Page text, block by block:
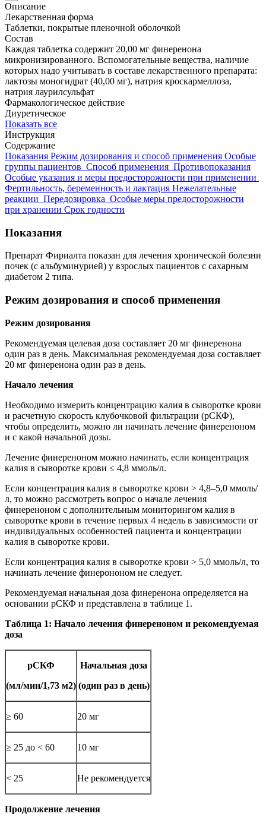
Описание
Лекарственная форма
Таблетки, покрытые пленочной оболочкой
Состав
Каждая таблетка содержит 20,00 мг финеренона
микронизированного. Вспомогательные вещества, наличие
которых надо учитывать в составе лекарственного препарата:
лактозы моногидрат (40,00 мг), натрия кроскармеллоза,
натрия лаурилсульфат
Фармакологическое действие
Диуретическое
Показать все
Инструкция
Содержание
Показания Режим дозирования и способ применения Особые
группы пациентов Способ применения Противопоказания
Особые указания и меры предосторожности при применении
Фертильность, беременность и лактация Нежелательные
реакции Передозировка Особые меры предосторожности
при хранении Срок годности
Показания
Препарат Фириалта показан для лечения хронической болезни
почек (с альбуминурией) у взрослых пациентов с сахарным
диабетом 2 типа.
Режим дозирования и способ применения
Режим дозирования
Рекомендуемая целевая доза составляет 20 мг финеренона
один раз в день. Максимальная рекомендуемая доза составляет
20 мг финеренона один раз в день.
Начало лечения
Необходимо измерить концентрацию калия в сыворотке крови
и расчетную скорость клубочковой фильтрации (рСКФ),
чтобы определить, можно ли начинать лечение финереноном
и с какой начальной дозы.
Лечение финереноном можно начинать, если концентрация
калия в сыворотке крови ≤ 4,8 ммоль/л.
Если концентрация калия в сыворотке крови > 4,8–5,0 ммоль/
л, то можно рассмотреть вопрос о начале лечения
финереноном с дополнительным мониторингом калия в
сыворотке крови в течение первых 4 недель в зависимости от
индивидуальных особенностей пациента и концентрации
калия в сыворотке крови.
Если концентрация калия в сыворотке крови > 5,0 ммоль/л, то
начинать лечение финерононом не следует.
Рекомендуемая начальная доза финеренона определяется на
основании рСКФ и представлена в таблице 1.
Таблица 1: Начало лечения финереноном и рекомендуемая
доза
рСКФ
(мл/мин/1,73 м2)
Начальная доза
(один раз в день)
≥ 60 20 мг
≥ 25 до < 60 10 мг
< 25 Не рекомендуется
Продолжение лечения